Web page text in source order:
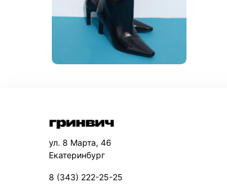
ул. 8 Марта, 46
Екатеринбург
8 (343) 222-25-25